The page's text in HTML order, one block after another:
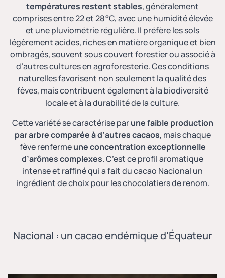
températures restent stables, généralement
comprises entre 22 et 28 °C, avec une humidité élevée
et une pluviométrie régulière. Il préfère les sols
légèrement acides, riches en matière organique et bien
ombragés, souvent sous couvert forestier ou associé à
d’autres cultures en agroforesterie. Ces conditions
naturelles favorisent non seulement la qualité des
fèves, mais contribuent également à la biodiversité
locale et à la durabilité de la culture.
Cette variété se caractérise parune faible production
par arbre comparée à d’autres cacaos, mais chaque
fève renfermeune concentration exceptionnelle
d’arômes complexes. C’est ce profil aromatique
intense et raffiné qui a fait du cacao Nacional un
ingrédient de choix pour les chocolatiers de renom.
Nacional : un cacao endémique d'Équateur